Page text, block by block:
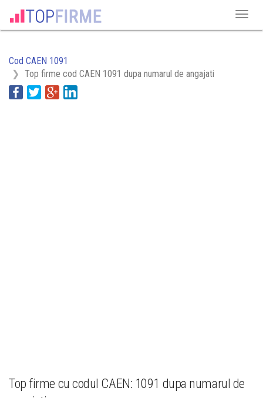
Cod CAEN 1091
Top firme cod CAEN 1091 dupa numarul de angajati
Top firme cu codul CAEN: 1091 dupa numarul de